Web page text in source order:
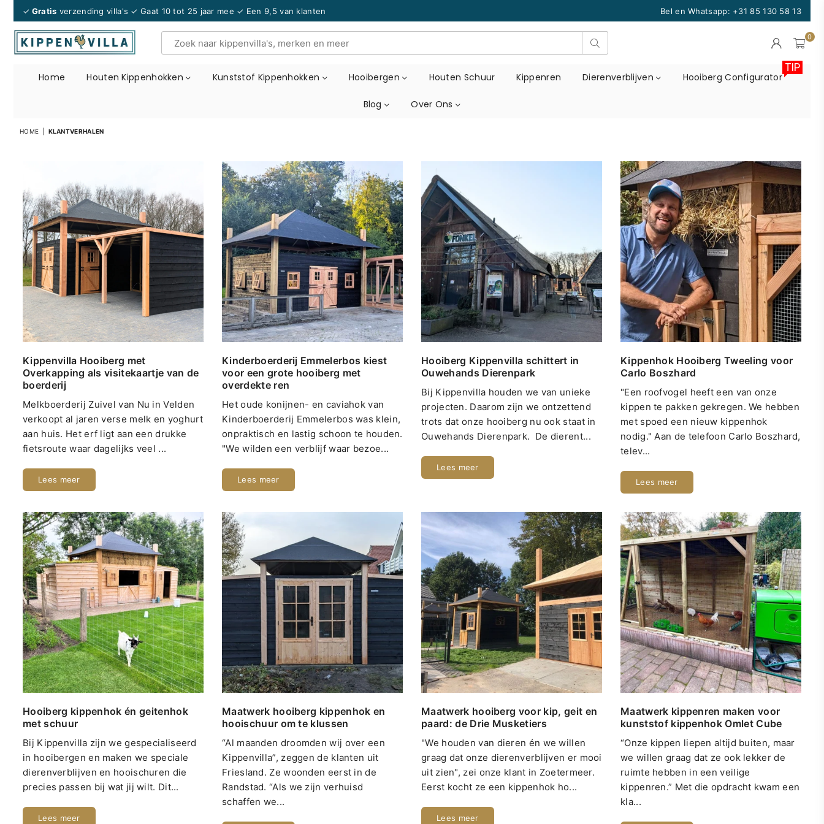
✓ Gratis verzending villa's ✓ Gaat 10 tot 25 jaar mee ✓ Een 9,5 van klanten Bel en Whatsapp: +31 85 130 58 13
0
Home Houten Kippenhokken Kunststof Kippenhokken Hooibergen Houten Schuur Kippenren Dierenverblijven Hooiberg Configurator
TIP
Blog Over Ons
HOME KLANTVERHALEN
Kippenvilla Hooiberg met
Overkapping als visitekaartje van de
boerderij
Melkboerderij Zuivel van Nu in Velden
verkoopt al jaren verse melk en yoghurt
aan huis. Het erf ligt aan een drukke
fietsroute waar dagelijks veel ...
Lees meer
Kinderboerderij Emmelerbos kiest
voor een grote hooiberg met
overdekte ren
Het oude konijnen- en caviahok van
Kinderboerderij Emmelerbos was klein,
onpraktisch en lastig schoon te houden.
"We wilden een verblijf waar bezoe...
Lees meer
Hooiberg Kippenvilla schittert in
Ouwehands Dierenpark
Bij Kippenvilla houden we van unieke
projecten. Daarom zijn we ontzettend
trots dat onze hooiberg nu ook staat in
Ouwehands Dierenpark. De dierent...
Lees meer
Kippenhok Hooiberg Tweeling voor
Carlo Boszhard
"Een roofvogel heeft een van onze
kippen te pakken gekregen. We hebben
met spoed een nieuw kippenhok
nodig." Aan de telefoon Carlo Boszhard,
telev...
Lees meer
Hooiberg kippenhok én geitenhok
met schuur
Bij Kippenvilla zijn we gespecialiseerd
in hooibergen en maken we speciale
dierenverblijven en hooischuren die
precies passen bij wat jij wilt. Dit...
Lees meer
Maatwerk hooiberg kippenhok en
hooischuur om te klussen
“Al maanden droomden wij over een
Kippenvilla”, zeggen de klanten uit
Friesland. Ze woonden eerst in de
Randstad. “Als we zijn verhuisd
schaffen we...
Maatwerk hooiberg voor kip, geit en
paard: de Drie Musketiers
"We houden van dieren én we willen
graag dat onze dierenverblijven er mooi
uit zien", zei onze klant in Zoetermeer.
Eerst kocht ze een kippenhok ho...
Lees meer
Maatwerk kippenren maken voor
kunststof kippenhok Omlet Cube
“Onze kippen liepen altijd buiten, maar
we willen graag dat ze ook lekker de
ruimte hebben in een veilige
kippenren.” Met die opdracht kwam een
kla...